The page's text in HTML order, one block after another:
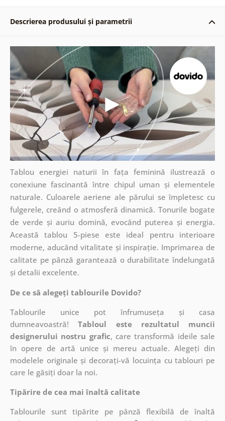
Descrierea produsului și parametrii
Tablou energiei naturii în fața feminină ilustrează o
conexiune fascinantă între chipul uman și elementele
naturale. Culoarele aeriene ale părului se împletesc cu
fulgerele, creând o atmosferă dinamică. Tonurile bogate
de verde și auriu domină, evocând puterea și energia.
Această tablou 5-piese este ideal pentru interioare
moderne, aducând vitalitate și inspirație. Imprimarea de
calitate pe pânză garantează o durabilitate îndelungată
și detalii excelente.
De ce să alegeți tablourile Dovido?
Tablourile unice pot înfrumuseța și casa
dumneavoastră!Tabloul este rezultatul muncii
designerului nostru grafic, caretransformă ideile sale
în opere de artă unice și mereu actuale. Alegeți din
modelele originale și decorați-vă locuința cu tablouri pe
care le găsiți doar la noi.
Tipărire de cea mai înaltă calitate
Tablourile sunt tipărite pe pânză flexibilă de înaltă